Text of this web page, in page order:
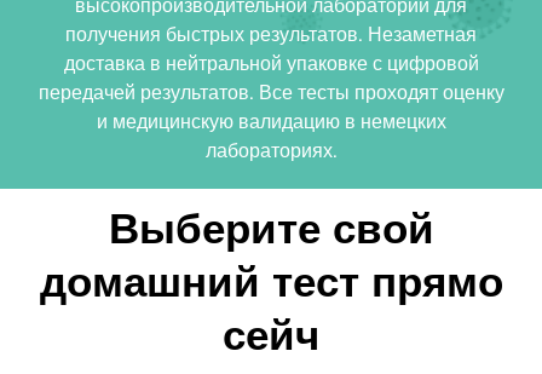
высокопроизводительной лаборатории для
получения быстрых результатов. Незаметная
доставка в нейтральной упаковке с цифровой
передачей результатов. Все тесты проходят оценку
и медицинскую валидацию в немецких
лабораториях.
Выберите свой
домашний тест прямо
сейч